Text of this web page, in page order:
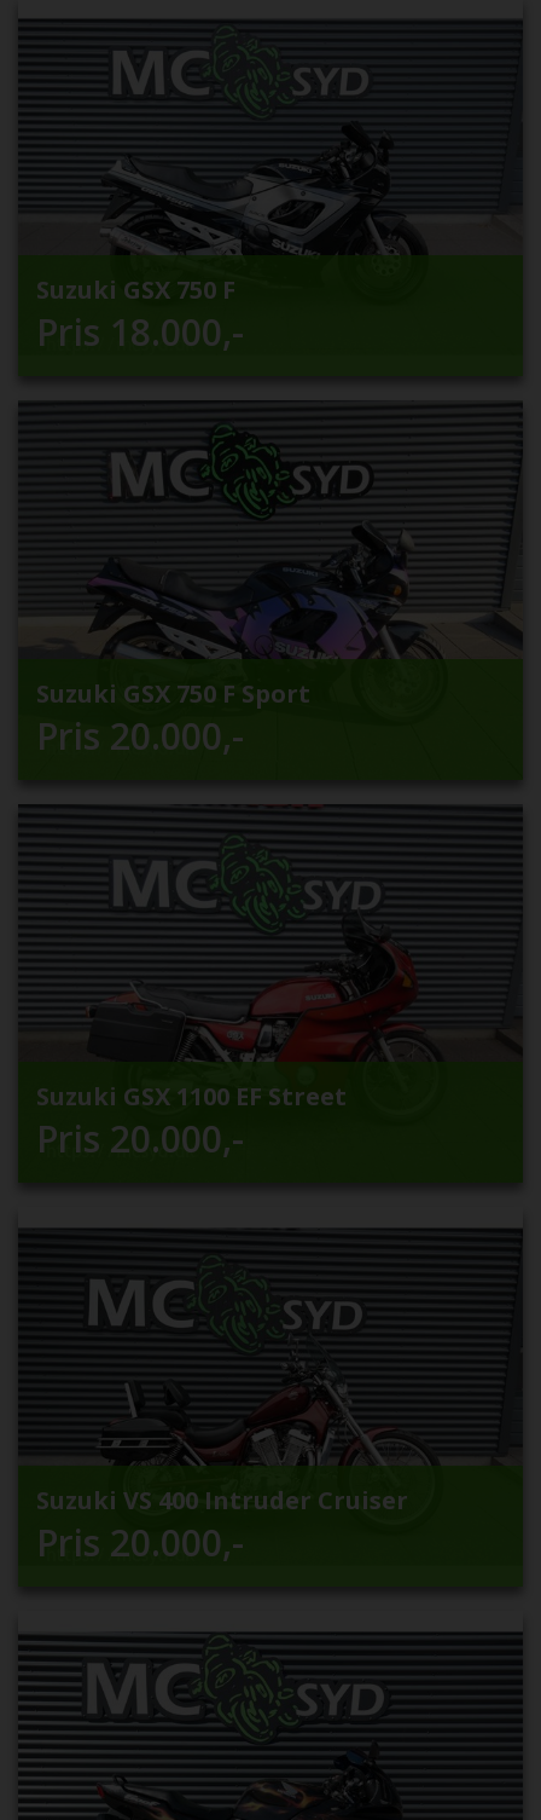
Suzuki GSX 750 F
Pris 18.000,-
Suzuki GSX 750 F Sport
Pris 20.000,-
Suzuki GSX 1100 EF Street
Pris 20.000,-
Suzuki VS 400 Intruder Cruiser
Pris 20.000,-